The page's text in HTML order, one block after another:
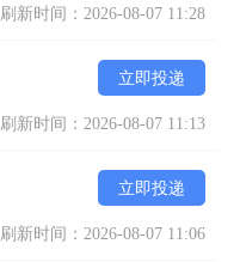
刷新时间：2026-08-07 11:28
立即投递
刷新时间：2026-08-07 11:13
立即投递
刷新时间：2026-08-07 11:06